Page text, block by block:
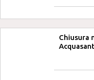
Chiusura